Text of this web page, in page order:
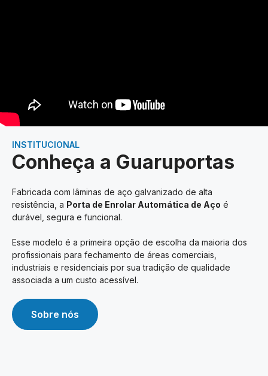
INSTITUCIONAL
Conheça a Guaruportas
Fabricada com lâminas de aço galvanizado de alta
resistência, a Porta de Enrolar Automática de Aço é
durável, segura e funcional.
Esse modelo é a primeira opção de escolha da maioria dos
profissionais para fechamento de áreas comerciais,
industriais e residenciais por sua tradição de qualidade
associada a um custo acessível.
Sobre nós